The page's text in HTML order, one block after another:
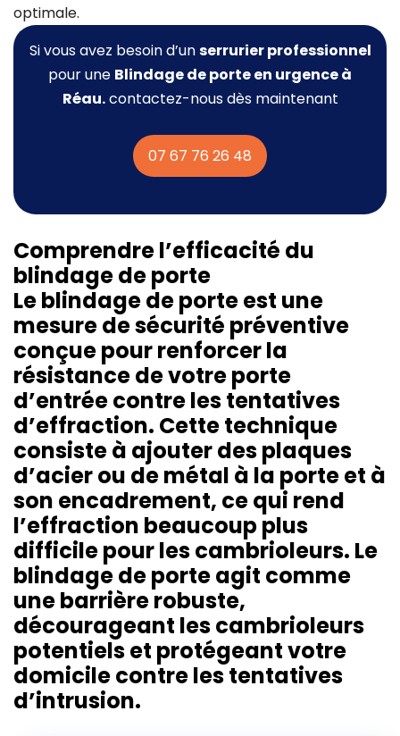
optimale.
Si vous avez besoin d’unserrurier professionnel
pour une Blindage de porteen urgence à
Réau.contactez-nous dès maintenant
07 67 76 26 48
Comprendre l’efficacité du
blindage de porte
Le blindage de porte est une
mesure de sécurité préventive
conçue pour renforcer la
résistance de votre porte
d’entrée contre les tentatives
d’effraction. Cette technique
consiste à ajouter des plaques
d’acier ou de métal à la porte et à
son encadrement, ce qui rend
l’effraction beaucoup plus
difficile pour les cambrioleurs. Le
blindage de porte agit comme
une barrière robuste,
décourageant les cambrioleurs
potentiels et protégeant votre
domicile contre les tentatives
d’intrusion.